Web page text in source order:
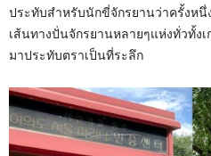
ประทับสำหรับนักขี่จักรยานว่าครั้งหนึ่
เส้นทางปั่นจักรยานหลายๆแห่งทั่วทั้
มาประทับตราเป็นที่ระลึก